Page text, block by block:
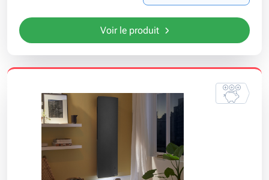
Voir le produit